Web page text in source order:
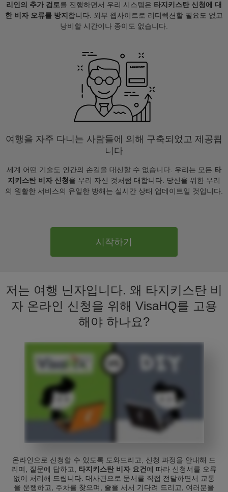
리인의 추가 검토를 진행하면서 우리 시스템은 타지키스탄 신청에 대
한 비자 오류를 방지 합니다. 외부 웹사이트로 리디렉션할 필요도 없고
낭비할 시간이나 종이도 없습니다.
여행을 자주 다니는 사람들에 의해 구축되었고 제공됩
니다
세계 어떤 기술도 인간의 손길을 대신할 수 없습니다. 우리는 모든 타
지키스탄 비자 신청을 우리 자신 것처럼 대합니다. 당신을 위한 우리
의 원활한 서비스의 유일한 방해는 실시간 상태 업데이트일 것입니다.
시작하기
저는 여행 닌자입니다. 왜 타지키스탄 비
자 온라인 신청을 위해 VisaHQ를 고용
해야 하나요?
온라인으로 신청할 수 있도록 도와드리고, 신청 과정을 안내해 드
리며, 질문에 답하고, 타지키스탄 비자 요건 에 따라 신청서를 오류
없이 처리해 드립니다. 대사관으로 문서를 직접 전달하면서 교통
을 운행하고, 주차를 찾으며, 줄을 서서 기다려 드리고, 여러분을